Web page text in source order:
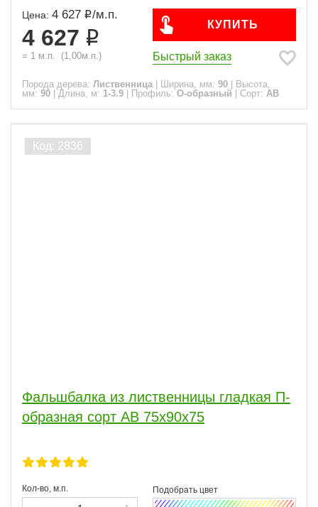
Цена: 4 627 /м.п.
4 627
= 1 м.п. (1,00м.п.)
КУПИТЬ
Быстрый заказ
Порода дерева: Лиственница Ширина, мм: 90
Высота,
мм: 90 Длина, м: 1-3.9 Профиль: О-образный Сорт: АВ
Фальшбалка из лиственницы гладкая П-
образная сорт АВ 75x90x75
Кол-во, м.п.